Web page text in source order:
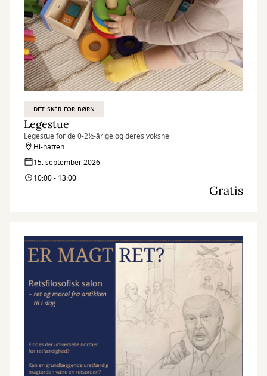
DET SKER FOR BØRN
Legestue
Legestue for de 0-2½-årige og deres voksne
Hi-hatten
15. september 2026
10:00 - 13:00
Gratis